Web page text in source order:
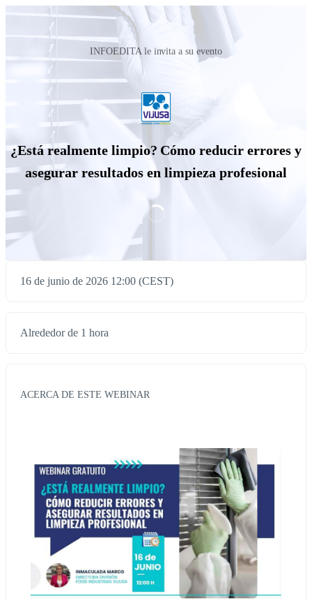
INFOEDITA le invita a su evento
¿Está realmente limpio? Cómo reducir errores y
asegurar resultados en limpieza profesional
16 de junio de 2026 12:00 (CEST)
Alrededor de 1 hora
ACERCA DE ESTE WEBINAR